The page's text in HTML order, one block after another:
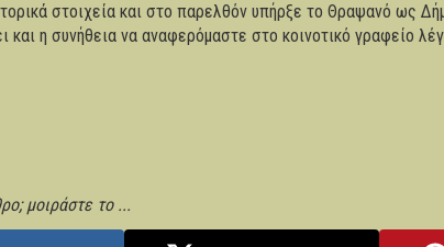
στοιχεία και στο παρελθόν υπήρξε το Θραψανό ως
και η συνήθεια να αναφερόμαστε στο κοινοτικό γραφείο
μοιράστε το ...